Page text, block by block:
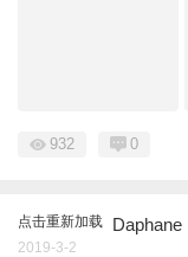
932 0
点击重新加载 Daphane
2019-3-2